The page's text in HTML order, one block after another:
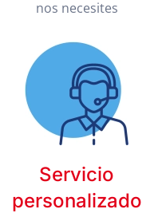
nos necesites
Servicio
personalizado